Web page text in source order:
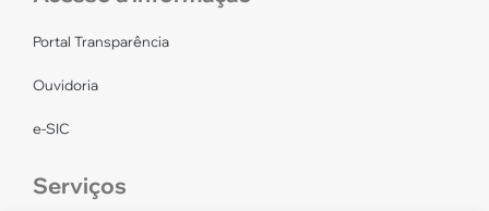
Portal Transparência
Ouvidoria
e-SIC
Serviços